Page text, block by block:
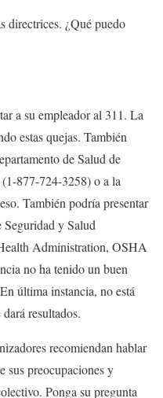
directrices. ¿Qué puedo
a su empleador al 311. La
estas quejas. También
de Salud de
877-724-3258) o a la
También podría presentar
y Salud
Administration, OSHA
no ha tenido un buen
última instancia, no está
resultados.
recomiendan hablar
sus preocupaciones y
Ponga su pregunta